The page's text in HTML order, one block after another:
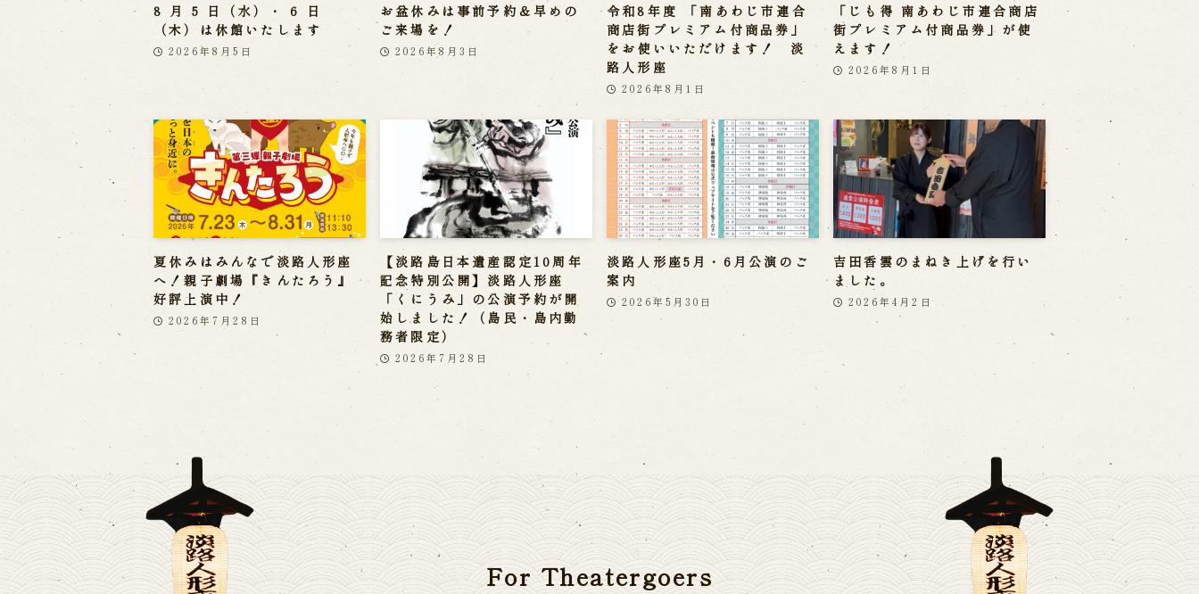
8 月 5 日（水）・ 6 日
（木）は休館いたします
2026年8月5日
お盆休みは事前予約＆早めの
ご来場を！
2026年8月3日
令和8年度 「南あわじ市連合
商店街プレミアム付商品券」
をお使いいただけます！ 淡
路人形座
2026年8月1日
「じも得 南あわじ市連合商店
街プレミアム付商品券」が使
えます！
2026年8月1日
夏休みはみんなで淡路人形座
へ！親子劇場『きんたろう』
好評上演中！
2026年7月28日
【淡路島日本遺産認定10周年
記念特別公開】淡路人形座
「くにうみ」の公演予約が開
始しました！（島民・島内勤
務者限定）
2026年7月28日
淡路人形座5月・6月公演のご
案内
2026年5月30日
吉田香雲のまねき上げを行い
ました。
2026年4月2日
For Theatergoers